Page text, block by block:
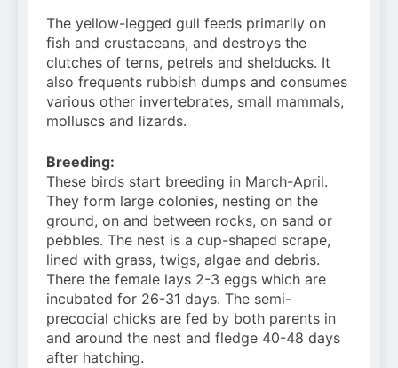
The yellow-legged gull feeds primarily on
fish and crustaceans, and destroys the
clutches of terns, petrels and shelducks. It
also frequents rubbish dumps and consumes
various other invertebrates, small mammals,
molluscs and lizards.
Breeding:
These birds start breeding in March-April.
They form large colonies, nesting on the
ground, on and between rocks, on sand or
pebbles. The nest is a cup-shaped scrape,
lined with grass, twigs, algae and debris.
There the female lays 2-3 eggs which are
incubated for 26-31 days. The semi-
precocial chicks are fed by both parents in
and around the nest and fledge 40-48 days
after hatching.